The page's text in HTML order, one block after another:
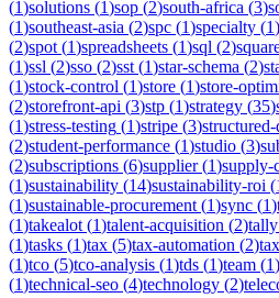
(1)solutions (1)sop (2)south-africa (3)
(1)southeast-asia (2)spc (1)specialty (1)
(2)spot (1)spreadsheets (1)sql (2)
(1)ssl (2)sso (2)sst (1)star-schema (2)
(1)stock-control (1)store (1)store-
(2)storefront-api (3)stp (1)strategy (35)
(1)stress-testing (1)stripe (3)structured-
(2)student-performance (1)studio (3)
(2)subscriptions (6)supplier(1)supply-
(1)sustainability (14)sustainability-roi (
(1)sustainable-procurement (1)sync (1)
(1)takealot (1)talent-acquisition (2)tally
(1)tasks (1)tax (5)tax-automation (2)
(1)tco (5)tco-analysis (1)tds (1)team (1)
(1)technical-seo (4)technology (2)